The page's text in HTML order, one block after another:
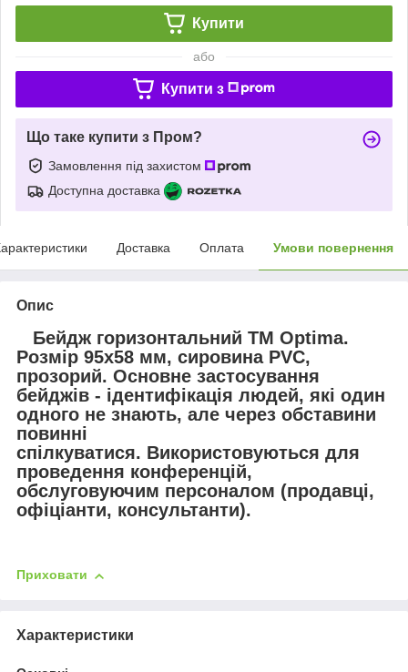
Купити
або
Купити з
Що таке купити з Пром?
Замовлення під захистом
Доступна доставка
Доставка Оплата Умови повернення
Опис
Бейдж горизонтальний ТМ Optima.
Розмір 95х58 мм, сировина PVC,
прозорий. Основне застосування
бейджів - ідентифікація людей, які один
одного не знають, але через обставини
повинні
спілкуватися. Використовуються для
проведення конференцій,
обслуговуючим персоналом (продавці,
офіціанти, консультанти).
Приховати
Характеристики